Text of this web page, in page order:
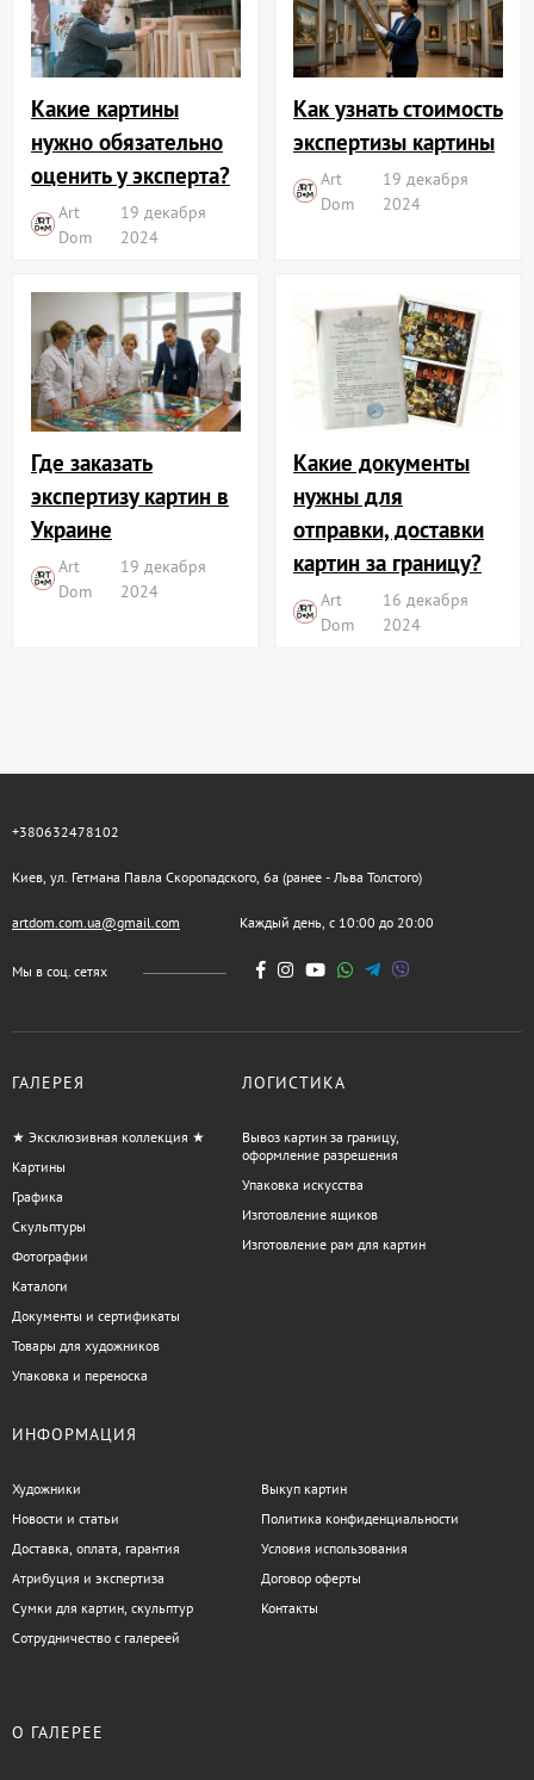
Какие картины
нужно обязательно
оценить у эксперта?
Art
Dom
19 декабря
2024
Как узнать стоимость
экспертизы картины
Art
Dom
19 декабря
2024
Где заказать
экспертизу картин в
Украине
Art
Dom
19 декабря
2024
Какие документы
нужны для
отправки, доставки
картин за границу?
Art
Dom
16 декабря
2024
+380632478102
Киев, ул. Гетмана Павла Скоропадского, 6а (ранее - Льва Толстого)
artdom.com.ua@gmail.com Каждый день, с 10:00 до 20:00
Мы в соц. сетях
ГАЛЕРЕЯ
★ Эксклюзивная коллекция ★
Картины
Графика
Скульптуры
Фотографии
Каталоги
Документы и сертификаты
Товары для художников
Упаковка и переноска
ЛОГИСТИКА
Вывоз картин за границу,
оформление разрешения
Упаковка искусства
Изготовление ящиков
Изготовление рам для картин
ИНФОРМАЦИЯ
Художники
Новости и статьи
Доставка, оплата, гарантия
Атрибуция и экспертиза
Сумки для картин, скульптур
Сотрудничество с галереей
Выкуп картин
Политика конфиденциальности
Условия использования
Договор оферты
Контакты
О ГАЛЕРЕЕ